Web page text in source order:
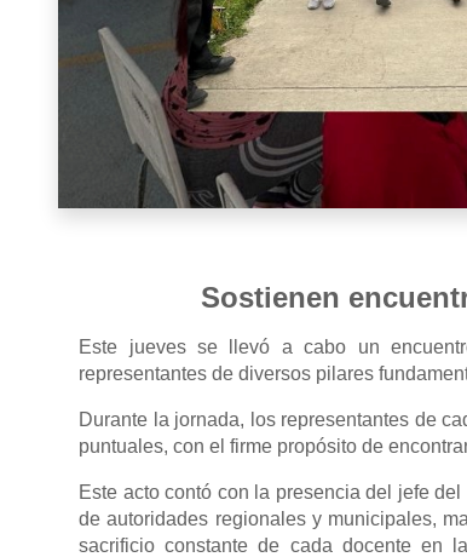
Sostienen
Este jueves se llevó a cabo un
representantes de diversos pilares
Durante la jornada, los representantes de
puntuales, con el firme propósito de
Este acto contó con la presencia del jefe
de autoridades regionales y municipales,
sacrificio constante de cada docente en